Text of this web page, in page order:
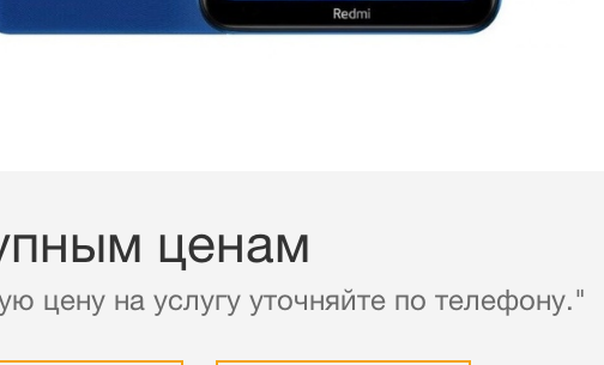
ценам
цену на услугу уточняйте по телефону."